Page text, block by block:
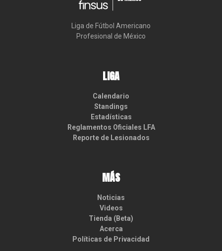
Liga de Fútbol Americano
Profesional de México
LIGA
Calendario
Standings
Estadísticas
Reglamentos Oficiales LFA
Reporte de Lesionados
MÁS
Noticias
Videos
Tienda (Beta)
Acerca
Políticas de Privacidad